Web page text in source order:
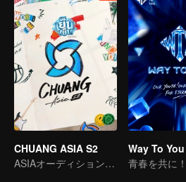
CHUANG ASIA S2
ASIAオーディションで気になるアイドルをピックします
Way To You